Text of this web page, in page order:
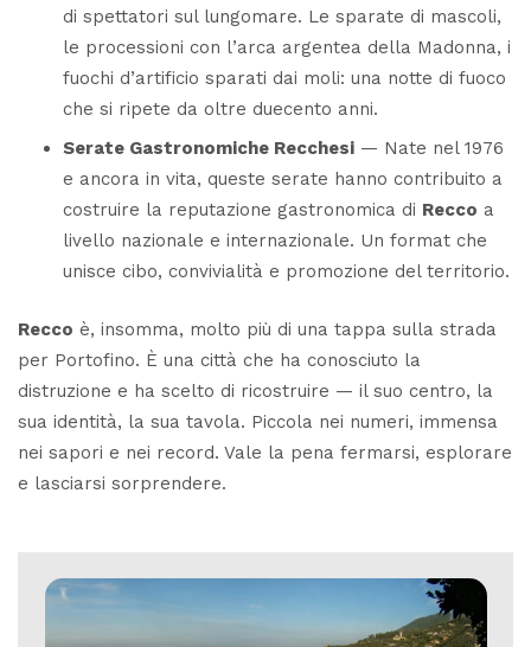
di spettatori sul lungomare. Le sparate di mascoli,
le processioni con l’arca argentea della Madonna, i
fuochi d’artificio sparati dai moli: una notte di fuoco
che si ripete da oltre duecento anni.
Serate Gastronomiche Recchesi— Nate nel 1976
e ancora in vita, queste serate hanno contribuito a
costruire la reputazione gastronomica di Recco a
livello nazionale e internazionale. Un format che
unisce cibo, convivialità e promozione del territorio.
Recco è, insomma, molto più di una tappa sulla strada
per Portofino. È una città che ha conosciuto la
distruzione e ha scelto di ricostruire — il suo centro, la
sua identità, la sua tavola. Piccola nei numeri, immensa
nei sapori e nei record. Vale la pena fermarsi, esplorare
e lasciarsi sorprendere.